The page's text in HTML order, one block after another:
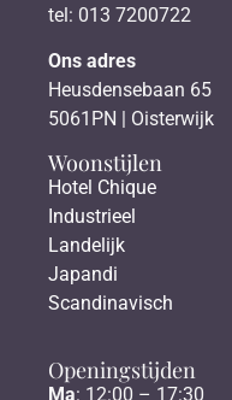
tel: 013 7200722
Ons adres
Heusdensebaan 65
5061PN | Oisterwijk
Woonstijlen
Hotel Chique
Industrieel
Landelijk
Japandi
Scandinavisch
Openingstijden
Ma: 12:00 – 17:30